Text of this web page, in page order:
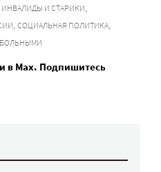
И СТАРИКИ,
, СОЦИАЛЬНАЯ ПОЛИТИКА,
в Max. Подпишитесь